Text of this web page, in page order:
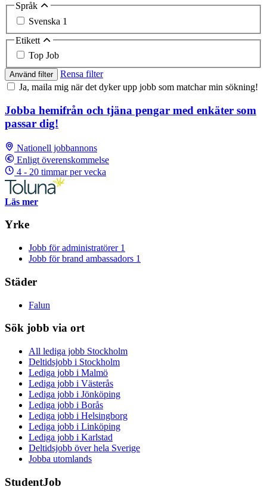
Språk
Svenska 1
Etikett
Top Job
Använd filter
Rensa filter
Ja, maila mig när det dyker upp jobb som matchar min sökning!
Jobba hemifrån och tjäna pengar med enkäter som
passar dig!
Nationell jobbannons
Enligt överenskommelse
4 - 20 timmar per vecka
Läs mer
Yrke
Jobb för administratörer 1
Jobb för brand ambassadors 1
Städer
Falun
Sök jobb via ort
All lediga jobb Stockholm
Deltidsjobb i Stockholm
Lediga jobb i Malmö
Lediga jobb i Västerås
Lediga jobb i Jönköping
Lediga jobb i Borås
Lediga jobb i Helsingborg
Lediga jobb i Linköping
Lediga jobb i Karlstad
Deltidsjobb över hela Sverige
Jobba utomlands
StudentJob